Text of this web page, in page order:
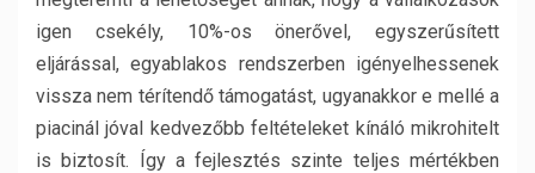
igen csekély, 10%-os önerővel, egyszerűsített
eljárással, egyablakos rendszerben igényelhessenek
vissza nem térítendő támogatást, ugyanakkor e mellé a
piacinál jóval kedvezőbb feltételeket kínáló mikrohitelt
is biztosít. Így a fejlesztés szinte teljes mértékben